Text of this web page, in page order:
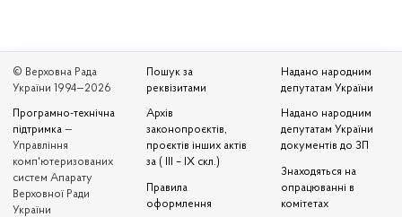
© Верховна Рада
України 1994—2026
Програмно-технічна
підтримка —
Управління
комп'ютеризованих
систем Апарату
Верховної Ради
України
Пошук за
реквізитами
Архів
законопроєктів,
проєктів інших актів
за ( III – IX скл.)
Правила
оформлення
Надано народним
депутатам України
Надано народним
депутатам України
документів до ЗП
Знаходяться на
опрацюванні в
комітетах